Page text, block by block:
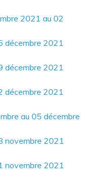
2021 au 02
décembre 2021
décembre 2021
décembre 2021
au 05 décembre
novembre 2021
novembre 2021